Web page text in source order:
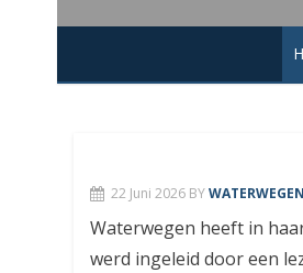
22 Juni 2026 BYWATERWEGEN
Waterwegen heeft in
werd ingeleid door een